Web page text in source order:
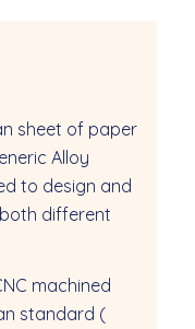
sheet of paper
Alloy
to design and
different
machined
standard (